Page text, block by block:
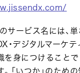
サービス名には、
・デジタルマーケ
を身につけること
「いつか」のため